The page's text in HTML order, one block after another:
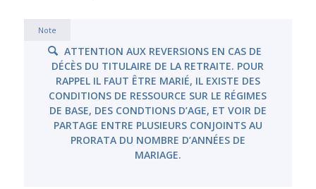
Note
ATTENTION AUX REVERSIONS EN CAS DE
DÉCÈS DU TITULAIRE DE LA RETRAITE. POUR
RAPPEL IL FAUT ÊTRE MARIÉ, IL EXISTE DES
CONDITIONS DE RESSOURCE SUR LE RÉGIMES
DE BASE, DES CONDTIONS D’AGE, ET VOIR DE
PARTAGE ENTRE PLUSIEURS CONJOINTS AU
PRORATA DU NOMBRE D’ANNÉES DE
MARIAGE.